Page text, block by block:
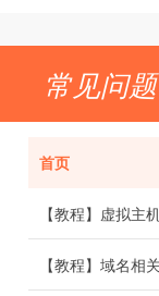
常见问题
首页
【教程】虚拟主
【教程】域名相关